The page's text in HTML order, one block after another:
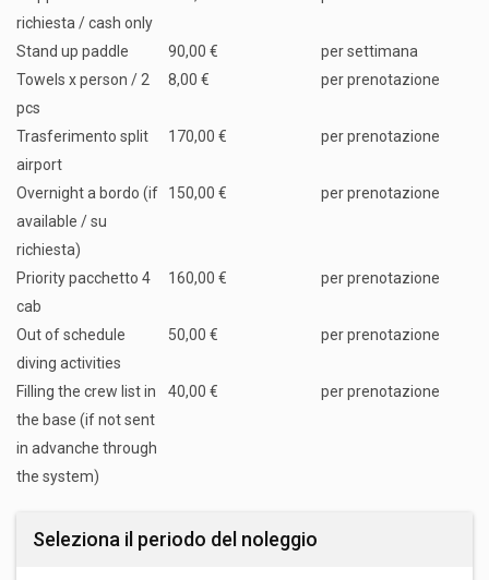
richiesta / cash only
Stand up paddle 90,00 €
per settimana
Towels x person / 2
pcs
8,00 € per prenotazione
Trasferimento split
airport
170,00 € per prenotazione
Overnight a bordo (if
available / su
richiesta)
150,00 € per prenotazione
Priority pacchetto 4
cab
160,00 € per prenotazione
Out of schedule
diving activities
50,00 € per prenotazione
Filling the crew list in
the base (if not sent
in advanche through
the system)
40,00 € per prenotazione
Seleziona il periodo del noleggio